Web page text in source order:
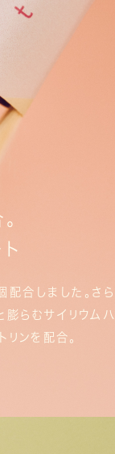
合しました。 さら
膨らむサイリウムハ
ンを配合。